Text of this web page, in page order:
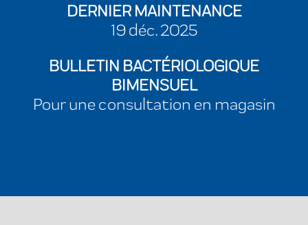
DERNIER MAINTENANCE
19 déc. 2025
BULLETIN BACTÉRIOLOGIQUE
BIMENSUEL
Pour une consultation en magasin